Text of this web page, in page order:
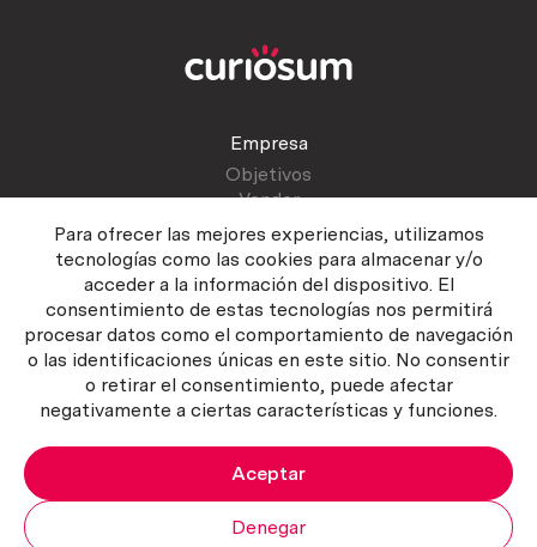
Para ofrecer las mejores experiencias, utilizamos
tecnologías como las cookies para almacenar y/o
acceder a la información del dispositivo. El
consentimiento de estas tecnologías nos permitirá
procesar datos como el comportamiento de navegación
o las identificaciones únicas en este sitio. No consentir
o retirar el consentimiento, puede afectar
negativamente a ciertas características y funciones.
Aceptar
Denegar
Empresa
Objetivos
Vender
Atención al cliente
Contactar
Manual del vendedor
Política del servicio
Política de Cookies
Copyright ©2026 Curiosum S.L. Todos los derechos reservados.